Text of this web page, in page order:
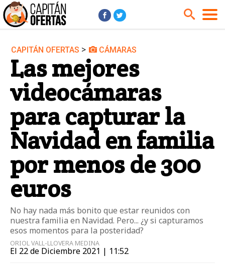
Audio y Música
Cámaras
Cine y Series
Coches
Deportes
Financiero
Hogar
Hoteles
Jardín
Juguetes
Libros
Moda él
Motos
Móviles
Niños
Ordenadores
Tecnología
TV
Videojuegos
Vuelos
Zapatos
CAPITÁN OFERTAS > CÁMARAS
Las mejores
videocámaras
para capturar la
Navidad en familia
por menos de 300
euros
No hay nada más bonito que estar reunidos con
nuestra familia en Navidad. Pero... ¿y si capturamos
esos momentos para la posteridad?
ORIOL VALL-LLOVERA MEDINA
El 22 de Diciembre 2021 | 11:52